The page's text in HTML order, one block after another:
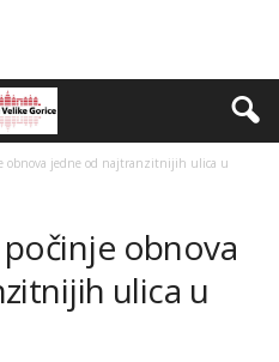
obnova jedne od najtranzitnijih ulica u
obnova
ulica u